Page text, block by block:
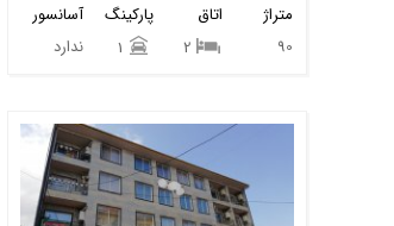
آسانسور
ندارد
پارکینگ
اتاق
2
متراژ
90